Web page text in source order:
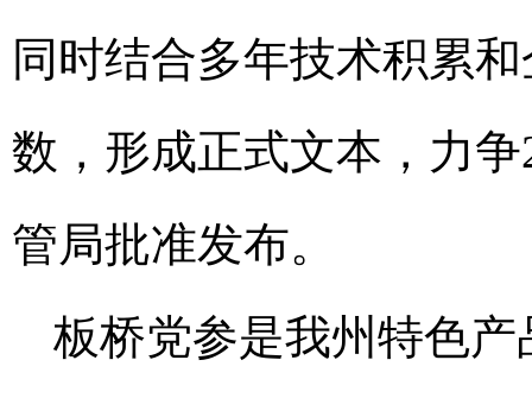
同时结合多年技术积累
数，形成正式文本，力
管局批准发布。
板桥党参是我州特色